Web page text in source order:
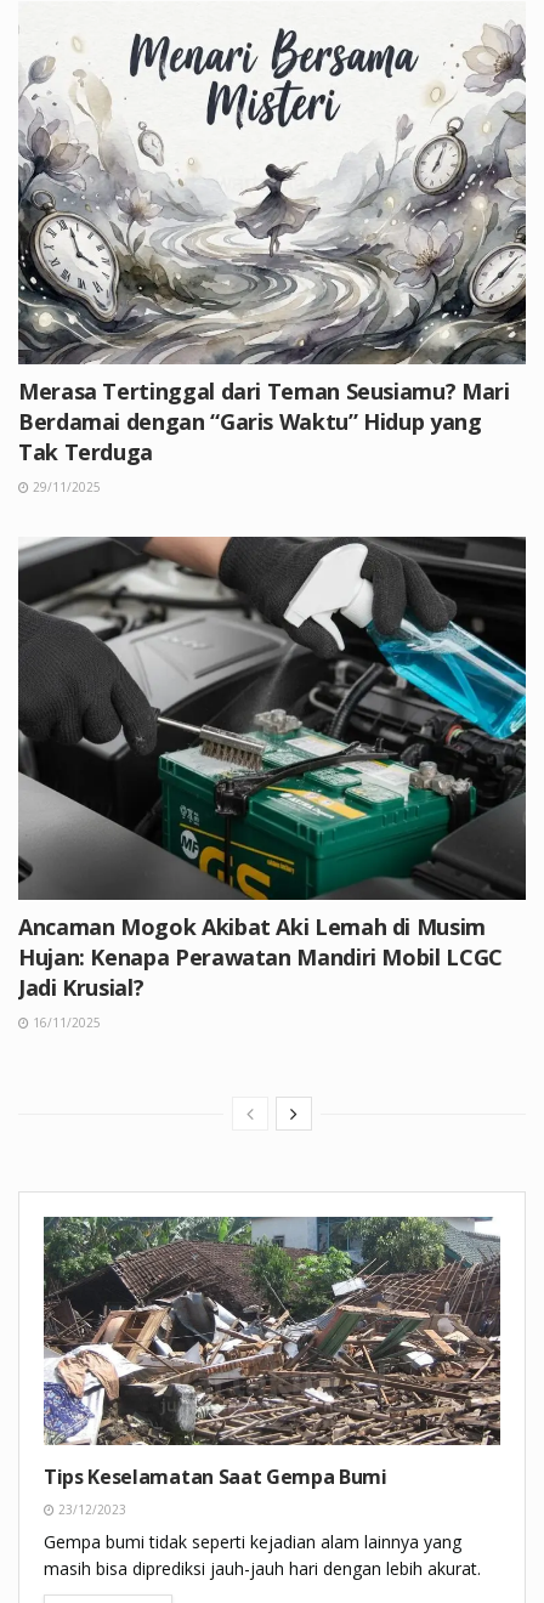
Merasa Tertinggal dari Teman Seusiamu? Mari
Berdamai dengan “Garis Waktu” Hidup yang
Tak Terduga
29/11/2025
Ancaman Mogok Akibat Aki Lemah di Musim
Hujan: Kenapa Perawatan Mandiri Mobil LCGC
Jadi Krusial?
16/11/2025
Tips Keselamatan Saat Gempa Bumi
23/12/2023
Gempa bumi tidak seperti kejadian alam lainnya yang
masih bisa diprediksi jauh-jauh hari dengan lebih akurat.